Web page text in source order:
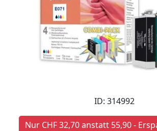
ID: 314992
Nur CHF 32,70 anstatt 55,90 -